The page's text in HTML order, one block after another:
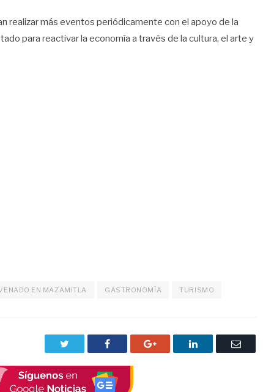
realizar más eventos periódicamente con el apoyo de la
para reactivar la economía a través de la cultura, el arte y
EN MAZAMITLA GASTRONOMÍA TURISMO
Facebook Google+ LinkedIn
Correo